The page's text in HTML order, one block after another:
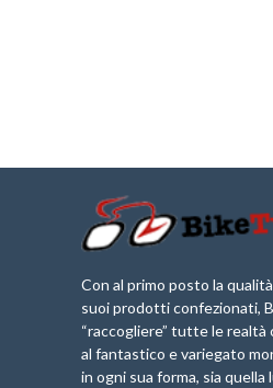
Con al primo posto la
suoi prodotti confezionati,
“raccogliere” tutte le
al fantastico e variegato
in ogni sua forma, sia quella